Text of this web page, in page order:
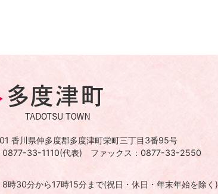
香川県仲多度郡多度津町栄町三丁目3番95号
0877-33-1110(代表) ファックス：0877-33-2550
8時30分から17時15分まで(祝日・休日・年末年始を除く)